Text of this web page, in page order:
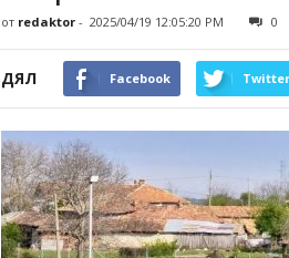
от redaktor- 2025/04/19 12:05:20 PM 0
ДЯЛ Facebook Twitter